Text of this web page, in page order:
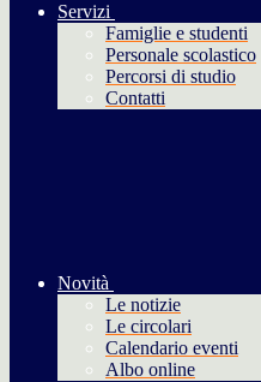
Servizi
Famiglie e studenti
Personale scolastico
Percorsi di studio
Contatti
Novità
Le notizie
Le circolari
Calendario eventi
Albo online